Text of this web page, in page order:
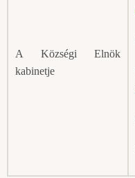
A Községi Elnök
kabinetje